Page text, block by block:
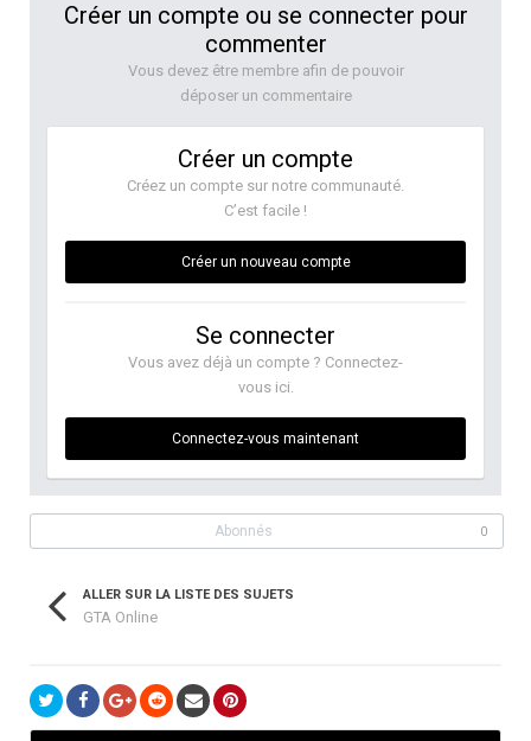
Créer un compte ou se connecter pour
commenter
Vous devez être membre afin de pouvoir
déposer un commentaire
Créer un compte
Créez un compte sur notre communauté.
C’est facile !
Créer un nouveau compte
Se connecter
Vous avez déjà un compte ? Connectez-
vous ici.
Connectez-vous maintenant
Abonnés 0
ALLER SUR LA LISTE DES SUJETS
GTA Online